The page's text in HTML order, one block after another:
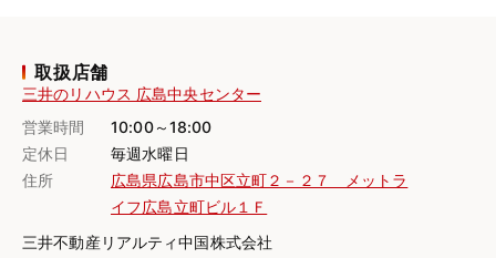
取扱店舗
三井のリハウス 広島中央センター
営業時間
10:00～18:00
定休日
毎週水曜日
住所
広島県広島市中区立町２－２７ メットラ
イフ広島立町ビル１Ｆ
三井不動産リアルティ中国株式会社